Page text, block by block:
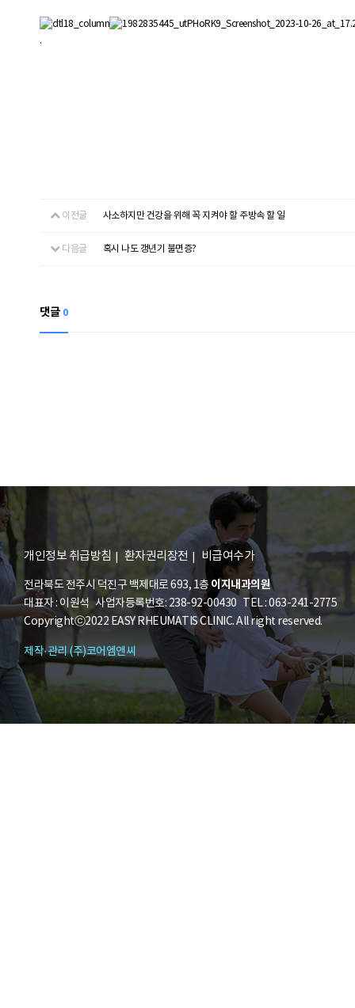
.
이전글 사소하지만 건강을 위해 꼭 지켜야 할 주방속 할 일
다음글 혹시 나도 갱년기 불면증?
댓글 0
개인정보 취급방침 환자권리장전 비급여수가
전라북도 전주시 덕진구 백제대로 693, 1층 이지내과의원
대표자 : 이원석 사업자등록번호: 238-92-00430 TEL : 063-241-2775
Copyrightⓒ2022 EASY RHEUMATIS CLINIC. All right reserved.
제작·관리 (주)코어엠앤씨